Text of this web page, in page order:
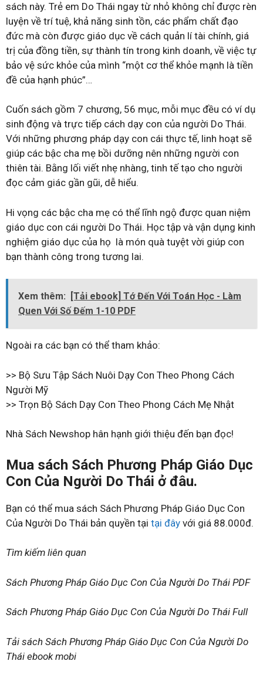
sách này. Trẻ em Do Thái ngay từ nhỏ không chỉ được rèn
luyện về trí tuệ, khả năng sinh tồn, các phẩm chất đạo
đức mà còn được giáo dục về cách quản lí tài chính, giá
trị của đồng tiền, sự thành tín trong kinh doanh, về việc tự
bảo vệ sức khỏe của mình “một cơ thể khỏe mạnh là tiền
đề của hạnh phúc”…
Cuốn sách gồm 7 chương, 56 mục, mỗi mục đều có ví dụ
sinh động và trực tiếp cách dạy con của người Do Thái.
Với những phương pháp dạy con cái thực tế, linh hoạt sẽ
giúp các bậc cha mẹ bồi dưỡng nên những người con
thiên tài. Bằng lối viết nhẹ nhàng, tinh tế tạo cho người
đọc cảm giác gần gũi, dễ hiểu.
Hi vọng các bậc cha mẹ có thể lĩnh ngộ được quan niệm
giáo dục con cái người Do Thái. Học tập và vận dụng kinh
nghiệm giáo dục của họ là món quà tuyệt vời giúp con
bạn thành công trong tương lai.
Xem thêm:
[Tải ebook] Tớ Đến Với Toán Học - Làm
Quen Với Số Đếm 1-10 PDF
Ngoài ra các bạn có thể tham khảo:
>> Bộ Sưu Tập Sách Nuôi Dạy Con Theo Phong Cách
Người Mỹ
>> Trọn Bộ Sách Dạy Con Theo Phong Cách Mẹ Nhật
Nhà Sách Newshop hân hạnh giới thiệu đến bạn đọc!
Mua sách Sách Phương Pháp Giáo Dục
Con Của Người Do Thái ở đâu.
Bạn có thể mua sách Sách Phương Pháp Giáo Dục Con
Của Người Do Thái bản quyền tại tại đây với giá 88.000đ.
Tìm kiếm liên quan
Sách Phương Pháp Giáo Dục Con Của Người Do Thái PDF
Sách Phương Pháp Giáo Dục Con Của Người Do Thái Full
Tải sách Sách Phương Pháp Giáo Dục Con Của Người Do
Thái ebook mobi